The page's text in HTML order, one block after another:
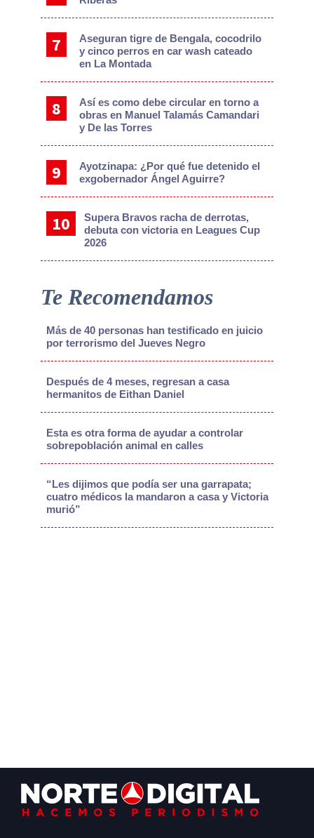
Aseguran tigre de Bengala, cocodrilo
y cinco perros en car wash cateado
en La Montada
Así es como debe circular en torno a
obras en Manuel Talamás Camandari
y De las Torres
Ayotzinapa: ¿Por qué fue detenido el
exgobernador Ángel Aguirre?
Supera Bravos racha de derrotas,
debuta con victoria en Leagues Cup
2026
Te Recomendamos
Más de 40 personas han testificado en juicio
por terrorismo del Jueves Negro
Después de 4 meses, regresan a casa
hermanitos de Eithan Daniel
Esta es otra forma de ayudar a controlar
sobrepoblación animal en calles
“Les dijimos que podía ser una garrapata;
cuatro médicos la mandaron a casa y Victoria
murió”
Footer